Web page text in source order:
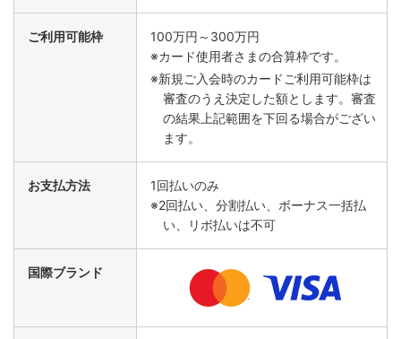
ご利用可能枠
100万円～300万円
※カード使用者さまの合算枠です。
※新規ご入会時のカードご利用可能枠は
審査のうえ決定した額とします。審査
の結果上記範囲を下回る場合がござい
ます。
お支払方法
1回払いのみ
※2回払い、分割払い、ボーナス一括払
い、リボ払いは不可
国際ブランド